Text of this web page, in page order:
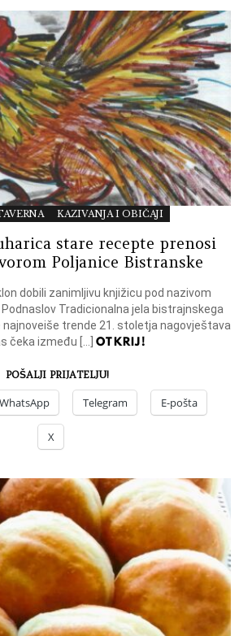
KAZIVANJA I OBIČAJI
stare recepte prenosi
Poljanice Bistranske
dobili zanimljivu knjižicu pod nazivom
Tradicionalna jela bistrajnskega
najnoveiše trende 21. stoletja nagovještava
čeka između […] OTKRIJ!
POŠALJI PRIJATELJU!
WhatsApp Telegram E-pošta
X